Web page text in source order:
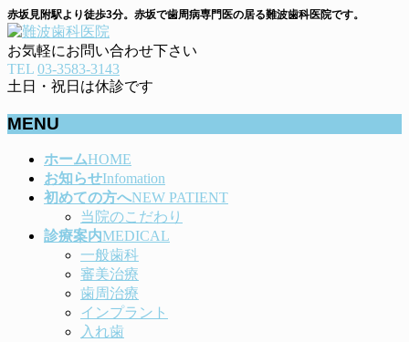
赤坂見附駅より徒歩3分。赤坂で歯周病専門医の居る難波歯科医院です。
お気軽にお問い合わせ下さい
TEL 03-3583-3143
土日・祝日は休診です
MENU
ホームHOME
お知らせInfomation
初めての方へNEW PATIENT
当院のこだわり
診療案内MEDICAL
一般歯科
審美治療
歯周治療
インプラント
入れ歯